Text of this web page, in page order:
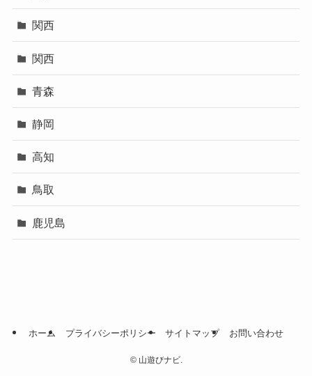
関西
関西
青森
静岡
高知
鳥取
鹿児島
ホーム プライバシーポリシー サイトマップ お問い合わせ
©山遊びナビ.